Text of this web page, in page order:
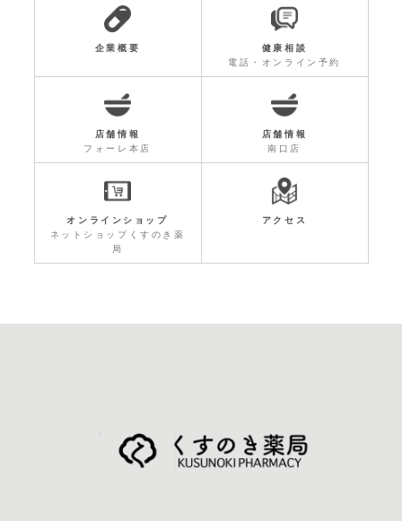
企業概要
健康相談
電話・オンライン予約
店舗情報
フォーレ本店
店舗情報
南口店
オンラインショップ
ネットショップくすのき薬
局
アクセス